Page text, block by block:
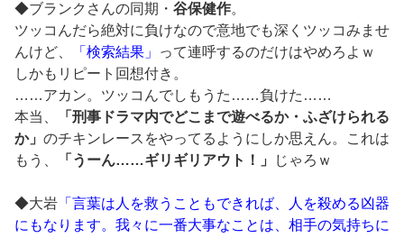
◆ブランクさんの同期・ 谷保健作。
ツッコんだら絶対に負けなので意地でも深くツッコみませ
んけど、
「検索結果」
って連呼するのだけはやめろよｗ
しかもリピート回想付き。
……アカン。ツッコんでしもうた……負けた……
本当、
「刑事ドラマ内でどこまで遊べるか・ふざけられる
か」 のチキンレースをやってるようにしか思えん。これは
もう、
「うーん……ギリギリアウト！」 じゃろｗ
◆大岩 「言葉は人を救うこともできれば、人を殺める凶器
にもなります。我々に一番大事なことは、相手の気持ちに